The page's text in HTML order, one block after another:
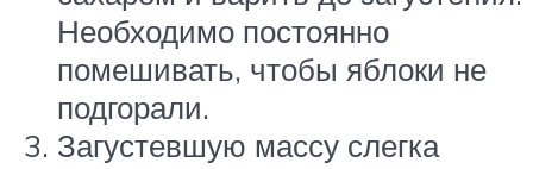
Необходимо постоянно
помешивать, чтобы яблоки не
подгорали.
Загустевшую массу слегка